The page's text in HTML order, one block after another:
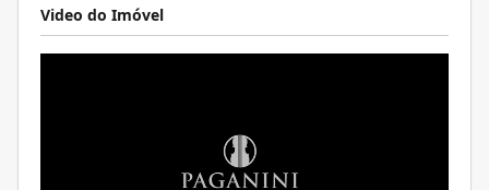
Video do Imóvel